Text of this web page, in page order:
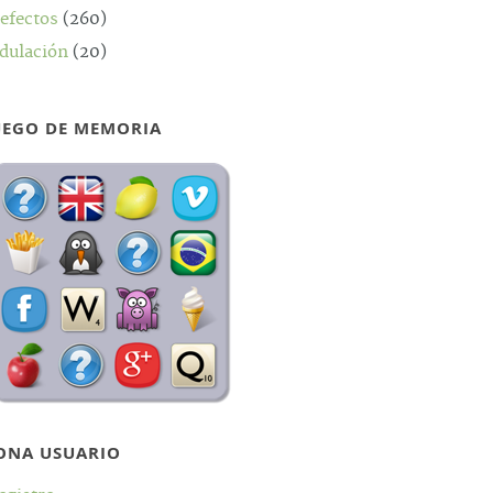
(260)
(20)
DE MEMORIA
USUARIO